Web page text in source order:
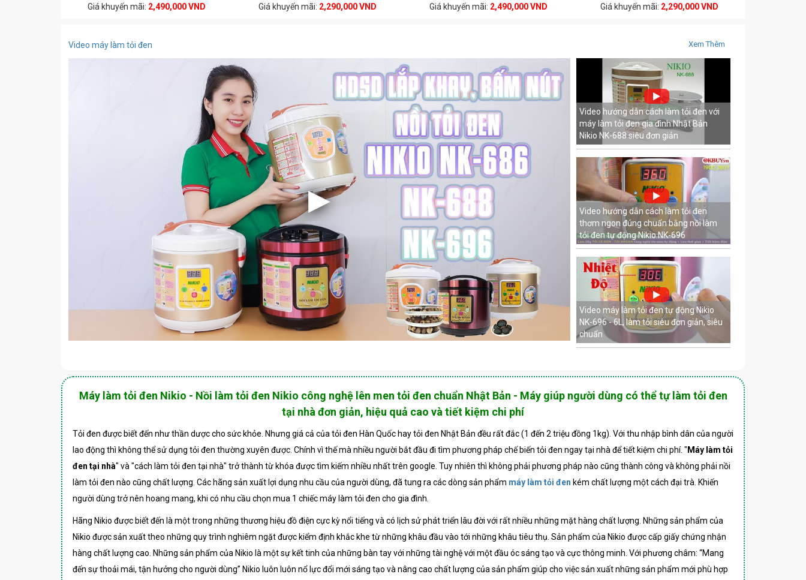
Giá khuyến mãi: 2,490,000 VND
Giá khuyến mãi: 2,290,000 VND
Giá khuyến mãi: 2,490,000 VND
Giá khuyến mãi: 2,290,000 VND
Video máy làm tỏi đen Xem Thêm
Video hướng dẫn cách làm tỏi đen với
máy làm tỏi đen gia đình Nhật Bản
Nikio NK-688 siêu đơn giản
Video hướng dẫn cách làm tỏi đen
thơm ngon đúng chuẩn bằng nồi làm
tỏi đen tự động Nikio NK-696
Video máy làm tỏi đen tự động Nikio
NK-696 - 6L, làm tỏi siêu đơn giản, siêu
chuẩn
Máy làm tỏi đen Nikio - Nồi làm tỏi đen Nikio công nghệ lên men tỏi đen chuẩn Nhật Bản - Máy giúp người dùng có thể tự làm tỏi đen
tại nhà đơn giản, hiệu quả cao và tiết kiệm chi phí
Tỏi đen được biết đến như thần dược cho sức khỏe. Nhưng giá cả của tỏi đen Hàn Quốc hay tỏi đen Nhật Bản đều rất đắc (1 đến 2 triệu đồng 1kg). Với thu nhập bình dân của người
lao động thì không thể sử dụng tỏi đen thường xuyên được. Chính vì thế mà nhiều người bắt đầu đi tìm phương pháp chế biến tỏi đen ngay tại nhà để tiết kiệm chi phí. " Máy làm tỏi
đen tại nhà" và "cách làm tỏi đen tại nhà" trở thành từ khóa được tìm kiếm nhiều nhất trên google. Tuy nhiên thì không phải phương pháp nào cũng thành công và không phải nồi
làm tỏi đen nào cũng chất lượng. Các hãng sản xuất lợi dụng nhu cầu của người dùng, đã tung ra các dòng sản phẩm máy làm tỏi đen kém chất lượng một cách đại trà. Khiến
người dùng trở nên hoang mang, khi có nhu cầu chọn mua 1 chiếc máy làm tỏi đen cho gia đình.
Hãng Nikio được biết đến là một trong những thương hiệu đồ điện cực kỳ nổi tiếng và có lịch sử phát triển lâu đời với rất nhiều những mặt hàng chất lượng. Những sản phẩm của
Nikio được sản xuất theo những quy trình nghiêm ngặt được kiểm định khắc khe từ những khâu đầu vào tới những khâu tiêu thụ. Sản phẩm của Nikio được cấp giấy chứng nhận
hàng chất lượng cao. Những sản phẩm của Nikio là một sự kết tinh của những bàn tay với những tài nghệ với một đầu óc sáng tạo và cực thông minh. Với phương châm: “Mang
đến sự thoải mái, tận hưởng cho người dùng” Nikio luôn luôn nổ lực đổi mới sáng tạo và nâng cao chất lượng của sản phẩm giúp cho việc sản xuất những sản phẩm mới phù hợp